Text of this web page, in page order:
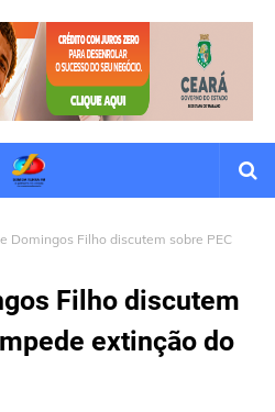
Domingos Filho discutem sobre PEC
Filho discutem
extinção do